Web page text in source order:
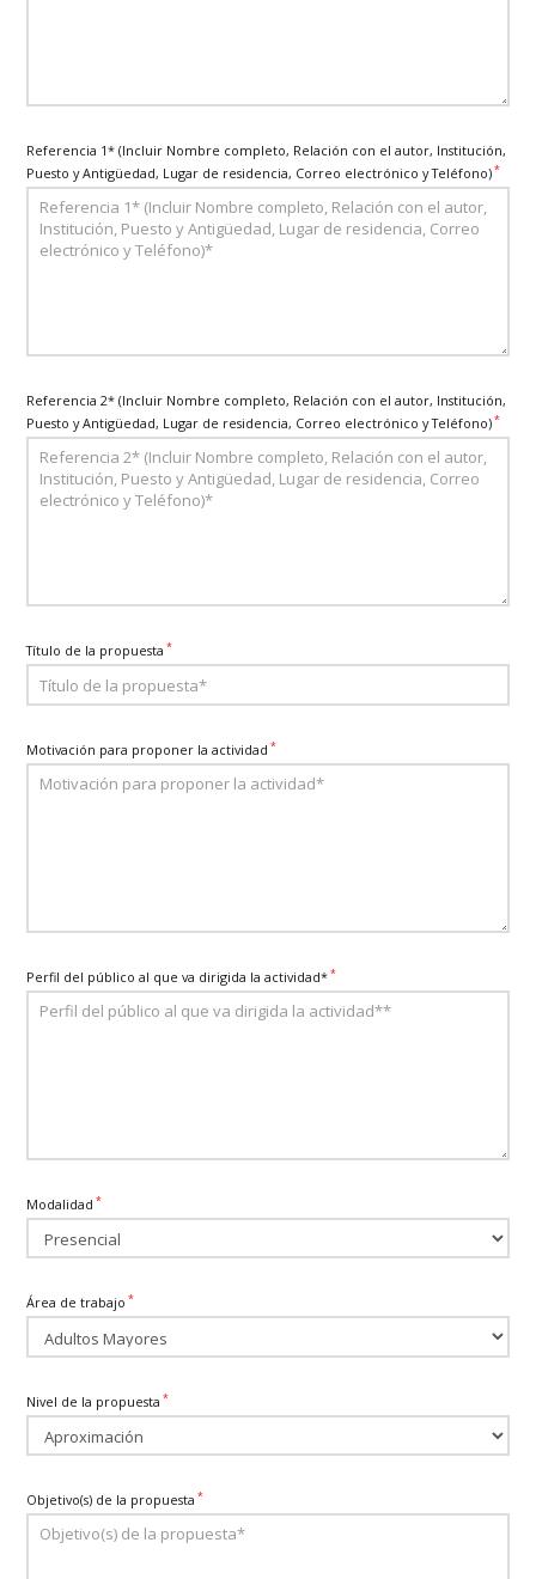
Referencia 1* (Incluir Nombre completo, Relación con el autor, Institución,
Puesto y Antigüedad, Lugar de residencia, Correo electrónico y Teléfono)*
Referencia 2* (Incluir Nombre completo, Relación con el autor, Institución,
Puesto y Antigüedad, Lugar de residencia, Correo electrónico y Teléfono)*
Título de la propuesta *
Motivación para proponer la actividad *
Perfil del público al que va dirigida la actividad**
Modalidad *
Área de trabajo *
Nivel de la propuesta *
Objetivo(s) de la propuesta *